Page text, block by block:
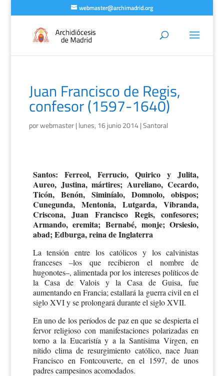
webmaster@archimadrid.org
Juan Francisco de Regis,
confesor (1597-1640)
porwebmaster| lunes, 16 junio 2014|Santoral
Santos: Ferreol, Ferrucio, Quirico y Julita,
Aureo, Justina, mártires; Aureliano, Cecardo,
Ticón, Benón, Siminíalo, Domnolo, obispos;
Cunegunda, Mentonia, Lutgarda, Vibranda,
Criscona, Juan Francisco Regis, confesores;
Armando, eremita; Bernabé, monje; Orsiesio,
abad; Edburga, reina de Inglaterra
La tensión entre los católicos y los calvinistas
franceses –los que recibieron el nombre de
hugonotes–, alimentada por los intereses políticos de
la Casa de Valois y la Casa de Guisa, fue
aumentando en Francia; estallará la guerra civil en el
siglo XVI y se prolongará durante el siglo XVII.
En uno de los períodos de paz en que se despierta el
fervor religioso con manifestaciones polarizadas en
torno a la Eucaristía y a la Santísima Virgen, en
nítido clima de resurgimiento católico, nace Juan
Francisco en Fontcouverte, en el 1597, de unos
padres campesinos acomodados.